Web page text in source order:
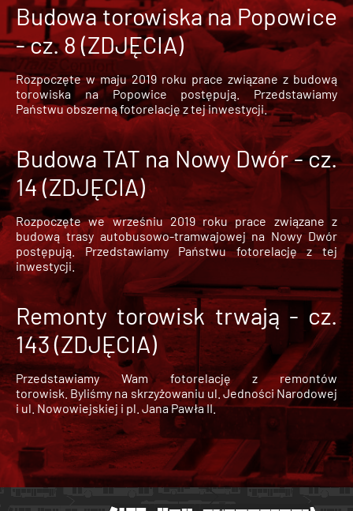
Budowa torowiska na Popowice
- cz. 8 (ZDJĘCIA)
Rozpoczęte w maju 2019 roku prace związane z budową
torowiska na Popowice
postępują. Przedstawiamy
Państwu obszerną fotorelację z tej inwestycji.
Budowa TAT na Nowy Dwór - cz.
14 (ZDJĘCIA)
Rozpoczęte we wrześniu 2019 roku prace związane z
budową trasy autobusowo-tramwajowej na Nowy Dwór
postępują. Przedstawiamy Państwu fotorelację z tej
inwestycji.
Remonty torowisk trwają - cz.
143 (ZDJĘCIA)
Przedstawiamy Wam fotorelację z remontów
torowisk. Byliśmy na skrzyżowaniu ul. Jedności Narodowej
i ul. Nowowiejskiej i pl. Jana Pawła II.